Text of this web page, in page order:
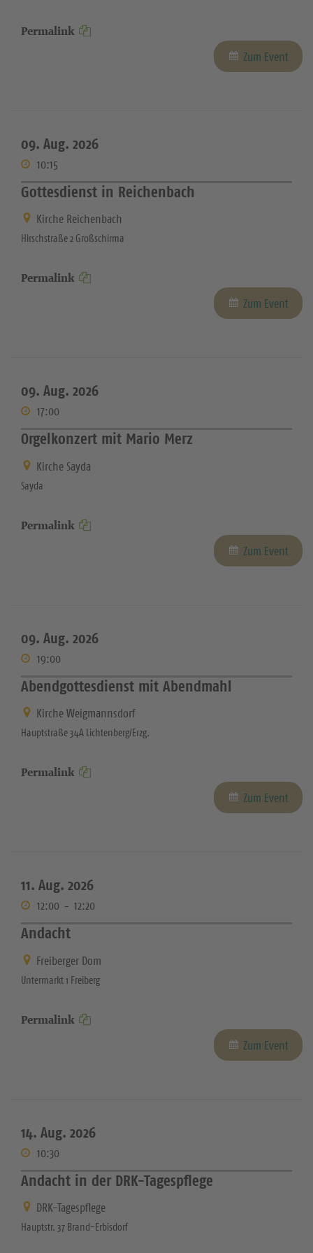
Permalink
Zum Event
09. Aug. 2026
10:15
Gottesdienst in Reichenbach
Kirche Reichenbach
Hirschstraße 2 Großschirma
Permalink
Zum Event
09. Aug. 2026
17:00
Orgelkonzert mit Mario Merz
Kirche Sayda
Sayda
Permalink
Zum Event
09. Aug. 2026
19:00
Abendgottesdienst mit Abendmahl
Kirche Weigmannsdorf
Hauptstraße 34A Lichtenberg/Erzg.
Permalink
Zum Event
11. Aug. 2026
12:00 - 12:20
Andacht
Freiberger Dom
Untermarkt 1 Freiberg
Permalink
Zum Event
14. Aug. 2026
10:30
Andacht in der DRK-Tagespflege
DRK-Tagespflege
Hauptstr. 37 Brand-Erbisdorf